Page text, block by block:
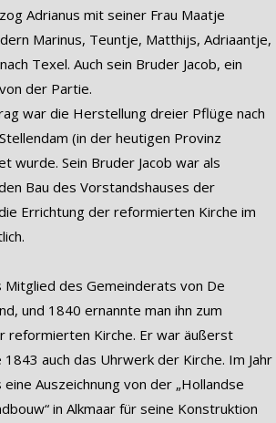
Adrianus mit seiner Frau Maatje
Marinus, Teuntje, Matthijs, Adriaantje,
Texel. Auch sein Bruder Jacob, ein
der Partie.
war die Herstellung dreier Pflüge nach
(in der heutigen Provinz
wurde. Sein Bruder Jacob war als
Bau des Vorstandshauses der
Errichtung der reformierten Kirche im
Mitglied des Gemeinderats von De
und 1840 ernannte man ihn zum
reformierten Kirche. Er war äußerst
auch das Uhrwerk der Kirche. Im Jahr
Auszeichnung von der „Hollandse
in Alkmaar für seine Konstruktion